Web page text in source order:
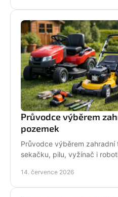
Průvodce výběrem
pozemek
Průvodce výběrem
sekačku, pilu, vyžínač i
podpory.
14. července 2026